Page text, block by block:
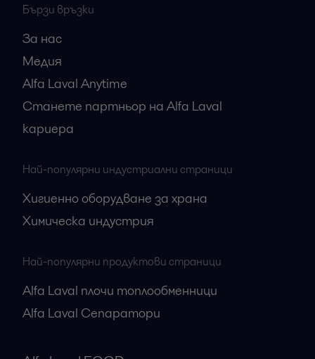
Бързи връзки
За нас
Медия
Alfa Laval Anytime
Станете партньор на Alfa Laval
кариера
Най-популярни индустриални страници
Хигиенно оборудване за храна
Химическа индустрия
Най-популярни продуктови страници
Alfa Laval плочи топлообменници
Alfa Laval Сепаратори